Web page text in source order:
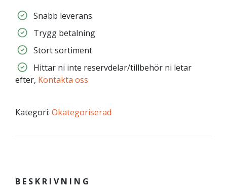
Snabb leverans
Trygg betalning
Stort sortiment
Hittar ni inte reservdelar/tillbehör ni letar
efter, Kontakta oss
Kategori: Okategoriserad
BESKRIVNING